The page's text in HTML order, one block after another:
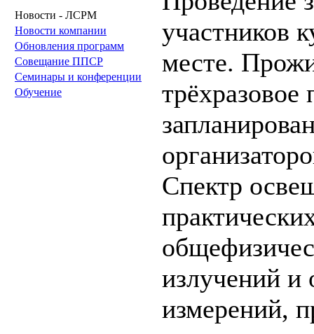
Новости - ЛСРМ
Новости компании
Обновления программ
Совещание ППСР
Семинары и конференции
Обучение
участников
месте.
трёхразовое
Спектр
излучений и
измерений,